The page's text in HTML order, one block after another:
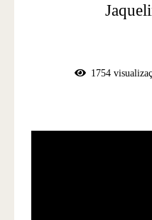
1754